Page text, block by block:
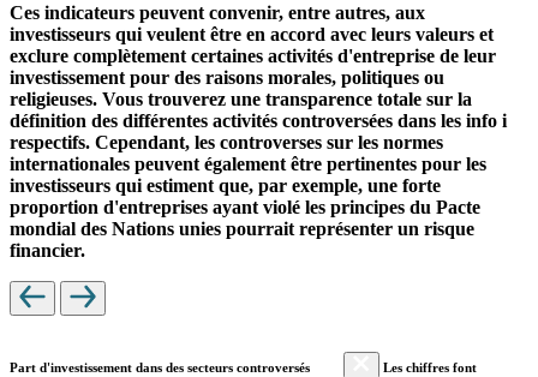
Ces indicateurs peuvent convenir, entre autres, aux
investisseurs qui veulent être en accord avec leurs valeurs et
exclure complètement certaines activités d'entreprise de leur
investissement pour des raisons morales, politiques ou
religieuses. Vous trouverez une transparence totale sur la
définition des différentes activités controversées dans les info i
respectifs. Cependant, les controverses sur les normes
internationales peuvent également être pertinentes pour les
investisseurs qui estiment que, par exemple, une forte
proportion d'entreprises ayant violé les principes du Pacte
mondial des Nations unies pourrait représenter un risque
financier.
Part d'investissement dans des secteurs controversés
Les chiffres font